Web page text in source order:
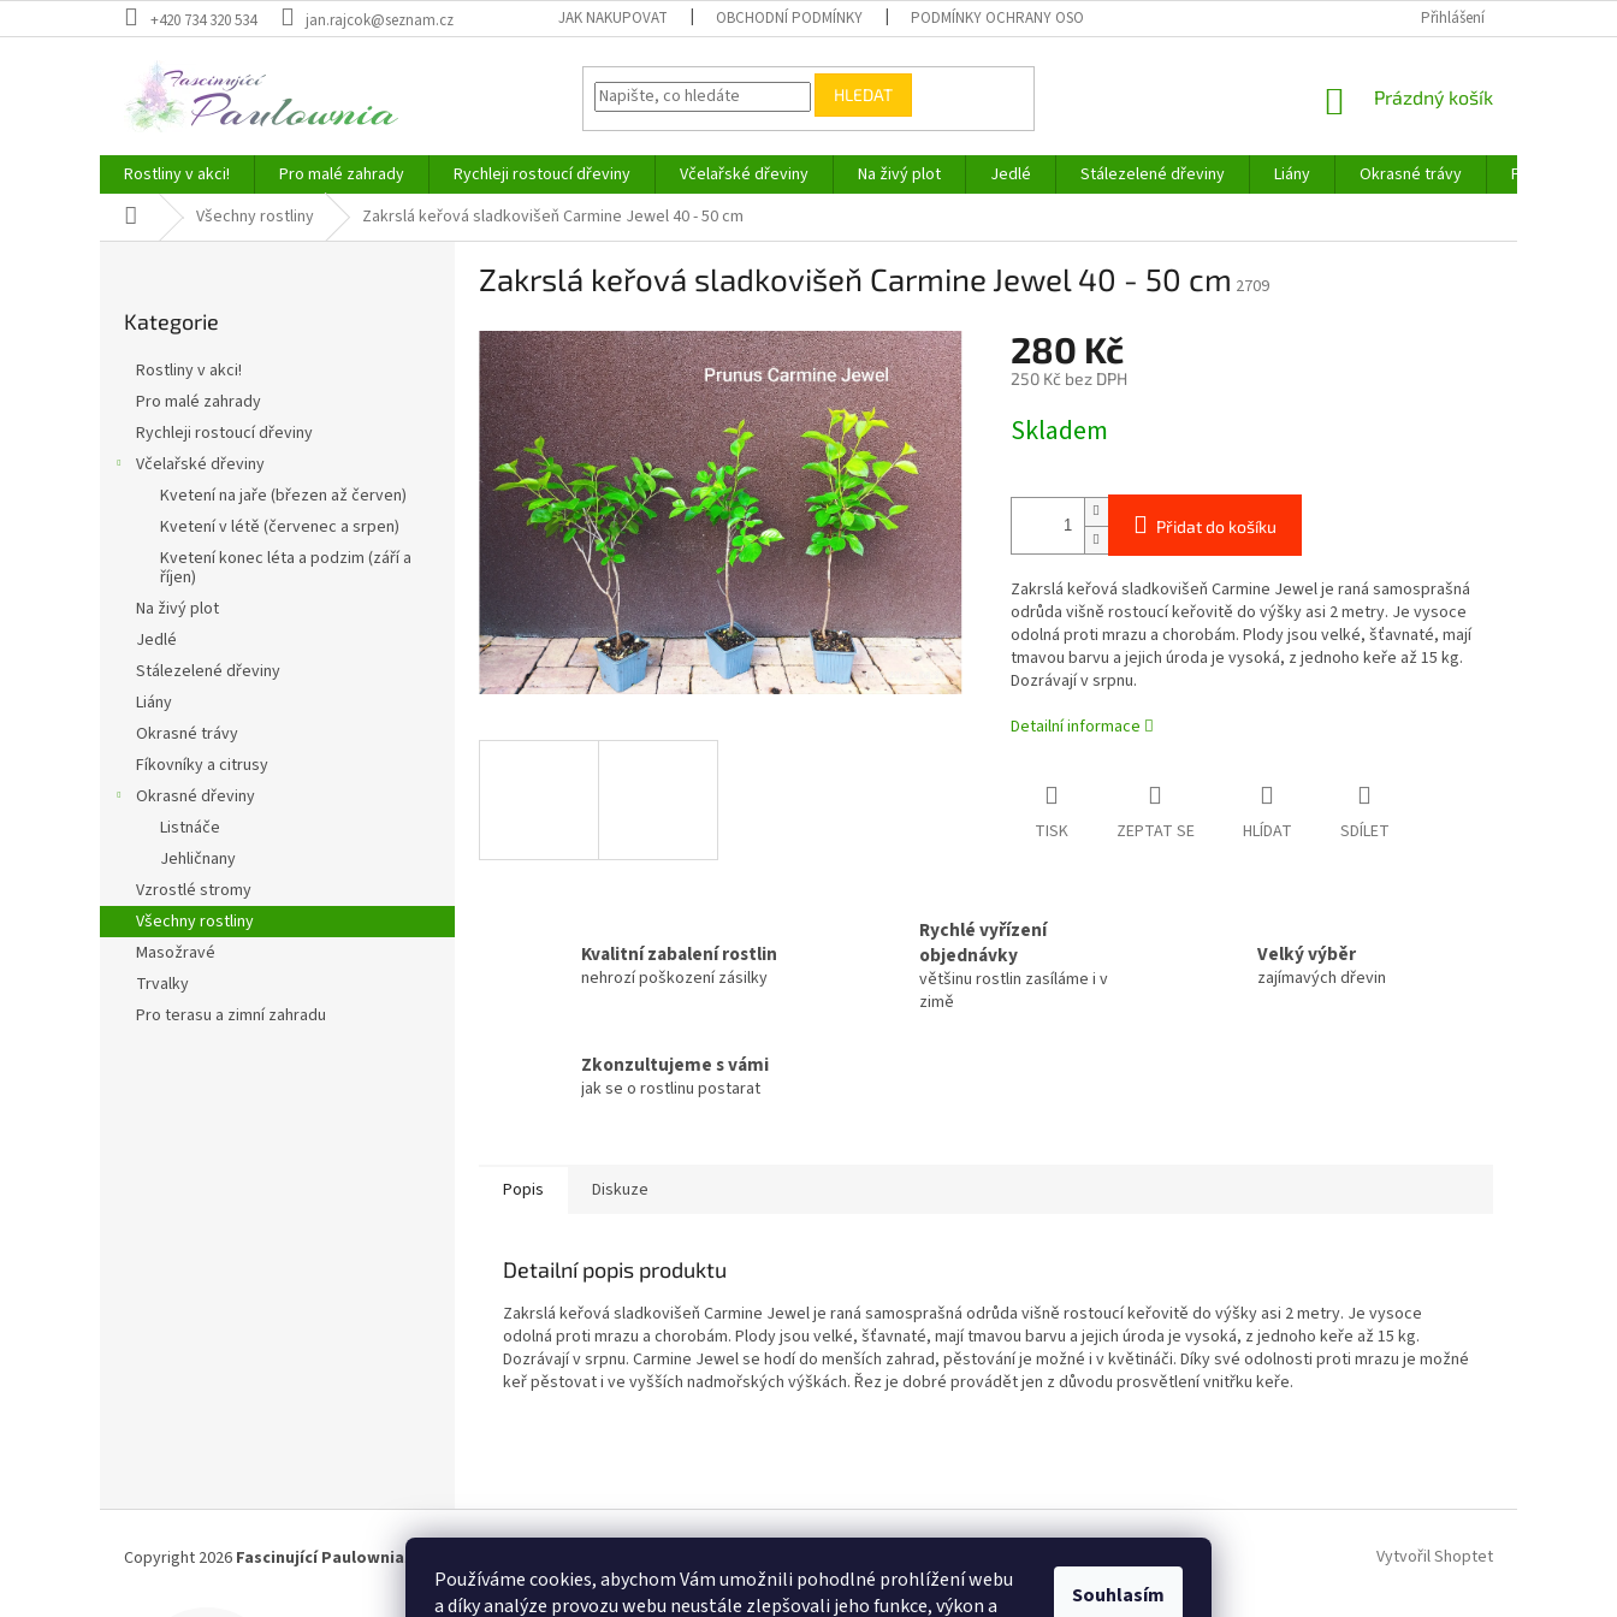
Používáme cookies, abychom Vám umožnili pohodlné prohlížení webu
a díky analýze provozu webu neustále zlepšovali jeho funkce, výkon a
Souhlasím
na
+420 734 320 534 jan.rajcok@seznam.cz JAK NAKUPOVAT OBCHODNÍ PODMÍNKY PODMÍNKY OCHRANY OSOBNÍCH ÚDAJŮ Přihlášení
HLEDAT
NÁKUPNÍ
Prázdný košík
Rostliny v akci! Pro malé zahrady Rychleji rostoucí dřeviny Včelařské dřeviny Na živý plot Jedlé Stálezelené dřeviny Liány Okrasné trávy
Fíkovníky a
Domů Všechny rostliny Zakrslá keřová sladkovišeň Carmine Jewel 40 - 50 cm
kategorie
Kategorie
Rostliny v akci!
Pro malé zahrady
Rychleji rostoucí dřeviny
Včelařské dřeviny
Kvetení na jaře (březen až červen)
Kvetení v létě (červenec a srpen)
Kvetení konec léta a podzim (září a
říjen)
Na živý plot
Jedlé
Stálezelené dřeviny
Liány
Okrasné trávy
Fíkovníky a citrusy
Okrasné dřeviny
Listnáče
Jehličnany
Vzrostlé stromy
Všechny rostliny
Masožravé
Trvalky
Pro terasu a zimní zahradu
Zakrslá keřová sladkovišeň Carmine Jewel 40 - 50 cm 2709
280 Kč
250 Kč bez DPH
cena:
Skladem
Přidat do košíku
Zakrslá keřová sladkovišeň Carmine Jewel je raná samosprašná
odrůda višně rostoucí keřovitě do výšky asi 2 metry. Je vysoce
odolná proti mrazu a chorobám. Plody jsou velké, šťavnaté, mají
tmavou barvu a jejich úroda je vysoká, z jednoho keře až 15 kg.
Dozrávají v srpnu.
Detailní informace
TISK ZEPTAT SE HLÍDAT SDÍLET
Kvalitní zabalení rostlin
nehrozí poškození zásilky
Rychlé vyřízení
objednávky
většinu rostlin zasíláme i v
zimě
Velký výběr
zajímavých dřevin
Zkonzultujeme s vámi
jak se o rostlinu postarat
Popis Diskuze
Detailní popis produktu
Zakrslá keřová sladkovišeň Carmine Jewel je raná samosprašná odrůda višně rostoucí keřovitě do výšky asi 2 metry. Je vysoce
odolná proti mrazu a chorobám. Plody jsou velké, šťavnaté, mají tmavou barvu a jejich úroda je vysoká, z jednoho keře až 15 kg.
Dozrávají v srpnu. Carmine Jewel se hodí do menších zahrad, pěstování je možné i v květináči. Díky své odolnosti proti mrazu je možné
keř pěstovat i ve vyšších nadmořských výškách. Řez je dobré provádět jen z důvodu prosvětlení vnitřku keře.
Vytvořil Shoptet
Copyright 2026 Fascinující Paulownia